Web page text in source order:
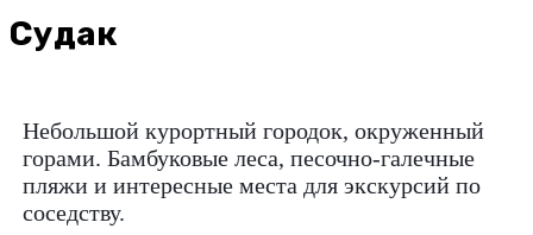
Судак
Небольшой курортный городок, окруженный
горами. Бамбуковые леса, песочно-галечные
пляжи и интересные места для экскурсий по
соседству.